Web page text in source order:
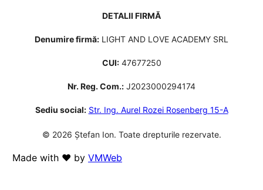
DETALII FIRMĂ
Denumire firmă: LIGHT AND LOVE ACADEMY SRL
CUI:47677250
Nr. Reg. Com.: J2023000294174
Sediu social: Str. Ing. Aurel Rozei Rosenberg 15-A
© 2026 Ștefan Ion. Toate drepturile rezervate.
Made with ❤️ by VMWeb